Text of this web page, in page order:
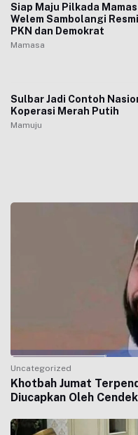
Siap Maju Pilkada
Welem Sambolangi
PKN dan Demokrat
Mamasa
Sulbar Jadi Contoh
Koperasi Merah Putih
Mamuju
Uncategorized
Khotbah Jumat
Diucapkan Oleh